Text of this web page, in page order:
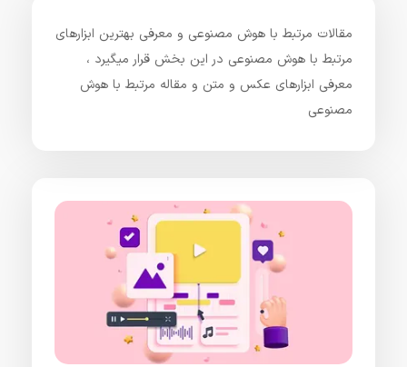
مقالات مرتبط با هوش مصنوعی و معرفی بهترین ابزارهای
مرتبط با هوش مصنوعی در این بخش قرار میگیرد ،
معرفی ابزارهای عکس و متن و مقاله مرتبط با هوش
مصنوعی